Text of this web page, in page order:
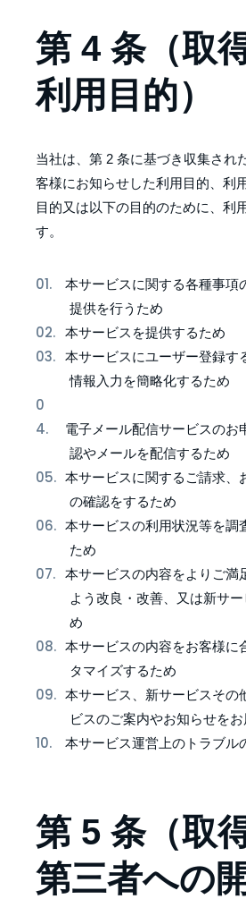
第 4 条（取
利用目的）
当社は、第 2 条に基づき収集され
客様にお知らせした利用目的、利
目的又は以下の目的のために、利
す。
本サービスに関する各種事項
提供を行うため
本サービスを提供するため
本サービスにユーザー登録す
情報入力を簡略化するため
電子メール配信サービスのお
認やメールを配信するため
本サービスに関するご請求、
の確認をするため
本サービスの利用状況等を調
ため
本サービスの内容をよりご満
よう改良・改善、又は新サ
め
本サービスの内容をお客様に
タマイズするため
本サービス、新サービスその
ビスのご案内やお知らせを
本サービス運営上のトラブル
第 5 条（取
第三者への開